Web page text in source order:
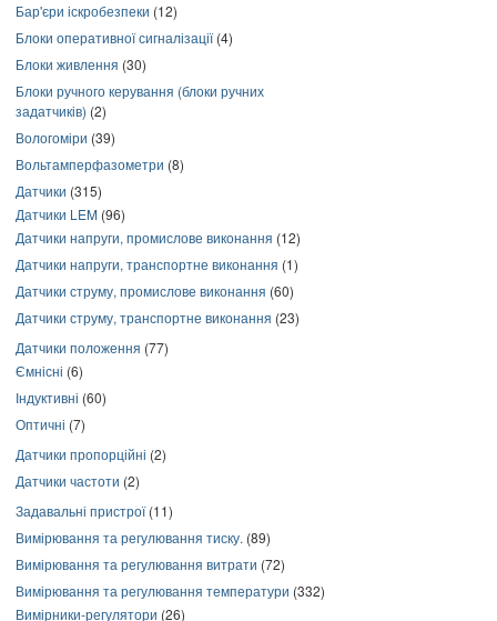
Бар'єри іскробезпеки (12)
Блоки оперативної сигналізації(4)
Блоки живлення (30)
Блоки ручного керування (блоки ручних
задатчиків) (2)
Вологоміри (39)
Вольтамперфазометри (8)
Датчики (315)
Датчики LEM (96)
Датчики напруги, промислове виконання (12)
Датчики напруги, транспортне виконання (1)
Датчики струму, промислове виконання (60)
Датчики струму, транспортне виконання (23)
Датчики положення (77)
Ємнісні (6)
Індуктивні (60)
Оптичні (7)
Датчики пропорційні (2)
Датчики частоти (2)
Задавальні пристрої(11)
Вимірювання та регулювання тиску. (89)
Вимірювання та регулювання витрати (72)
Вимірювання та регулювання температури (332)
Вимірники-регулятори (26)